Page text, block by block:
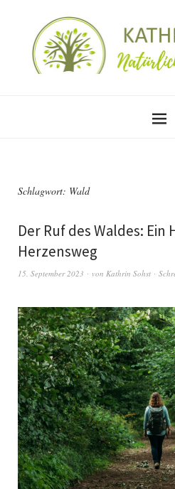
Schlagwort: Wald
Der Ruf des Waldes: Ein
Herzensweg
15. September 2023 von Kathrin Sohst